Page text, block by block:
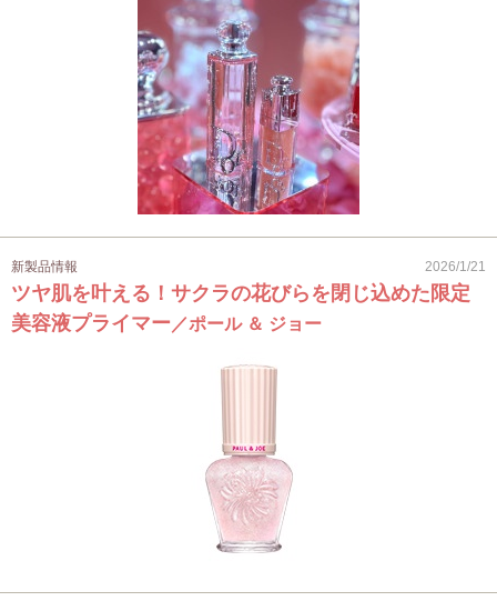
新製品情報 2026/1/21
ツヤ肌を叶える！サクラの花びらを閉じ込めた限定
美容液プライマー ／ポール ＆ ジョー